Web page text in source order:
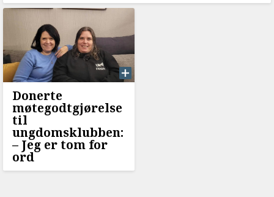
Donerte
møtegodtgjørelse
til
ungdomsklubben:
–⁠ Jeg er tom for
ord